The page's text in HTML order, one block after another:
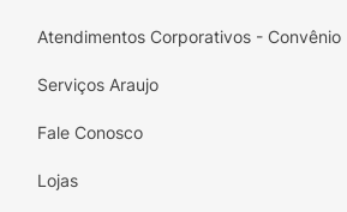
Atendimentos Corporativos - Convênio
Serviços Araujo
Fale Conosco
Lojas